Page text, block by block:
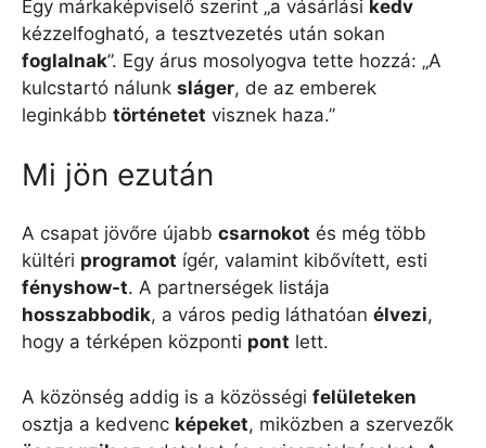
Egy márkaképviselő szerint „a vásárlási kedv
kézzelfogható, a tesztvezetés után sokan
foglalnak”. Egy árus mosolyogva tette hozzá: „A
kulcstartó nálunk sláger, de az emberek
leginkább történetet visznek haza.”
Mi jön ezután
A csapat jövőre újabb csarnokot és még több
kültéri programot ígér, valamint kibővített, esti
fényshow-t. A partnerségek listája
hosszabbodik, a város pedig láthatóan élvezi,
hogy a térképen központi pont lett.
A közönség addig is a közösségi felületeken
osztja a kedvenc képeket, miközben a szervezők